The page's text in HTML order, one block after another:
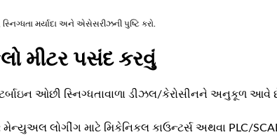
મર્યાદા અને એસેસરીઝની પુષ્ટિ કરો.
મીટર પસંદ કરવું
ઓછી સ્નિગ્ધતાવાળા ડીઝલ/કેરોસીનને અનુકૂળ આવે
મેન્યુઅલ લોગીંગ માટે મિકેનિકલ કાઉન્ટર્સ અથવા PLC/